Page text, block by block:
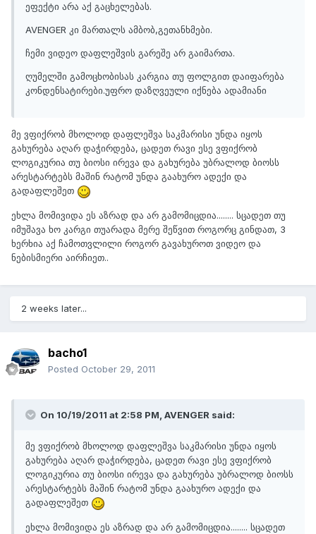
ეფექტი არა აქ გაცხელებას.
AVENGER კი მართალს ამბობ,გეთანხმები.
ჩემი ვიდეო დაფლეშვის გარეშე არ გაიმართა.
ღუმელში გამოცხობისას კარგია თუ ფოლგით დაიფარება
კონდენსატირები.უფრო დაზღვეული იქნება ადამიანი
მე ვფიქრობ მხოლოდ დაფლეშვა საკმარისი უნდა იყოს
გახურება აღარ დაჭირდება, ცადეთ რავი ესე ვფიქრობ
ლოგიკურია თუ ბიოსი ირევა და გახურება უბრალოდ ბიოსს
არესტარტებს მაშინ რატომ უნდა გაახურო ადექი და
გადაფლეშეთ
ეხლა მომივიდა ეს აზრად და არ გამომიცდია........ სცადეთ თუ
იმუშავა ხო კარგი თუარადა მერე შეწვით როგორც გინდათ, 3
ხერხია აქ ჩამოთვლილი როგორ გავახუროთ ვიდეო და
ნებისმიერი აირჩიეთ..
2 weeks later...
bacho1
Posted October 29, 2011
On 10/19/2011 at 2:58 PM, AVENGER said:
მე ვფიქრობ მხოლოდ დაფლეშვა საკმარისი უნდა იყოს
გახურება აღარ დაჭირდება, ცადეთ რავი ესე ვფიქრობ
ლოგიკურია თუ ბიოსი ირევა და გახურება უბრალოდ ბიოსს
არესტარტებს მაშინ რატომ უნდა გაახურო ადექი და
გადაფლეშეთ
ეხლა მომივიდა ეს აზრად და არ გამომიცდია........ სცადეთ